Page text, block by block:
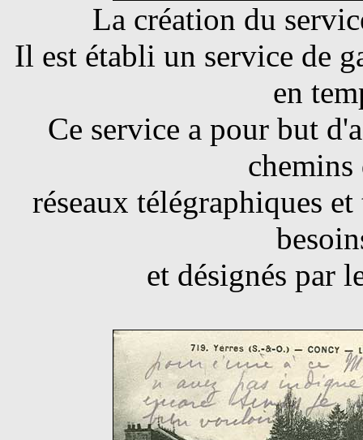
La création du
Il est établi un service de
en
Ce service a pour but
chemins
réseaux télégraphiques
et désignés par